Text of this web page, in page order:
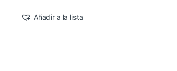
Añadir a la lista